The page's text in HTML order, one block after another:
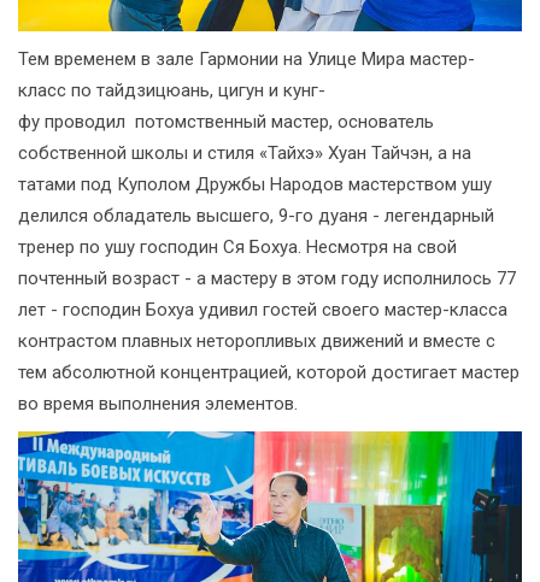
Тем временем в зале Гармонии на Улице Мира мастер-
класс по тайдзицюань, цигун и кунг-
фу проводил потомственный мастер, основатель
собственной школы и стиля «Тайхэ» Хуан Тайчэн, а на
татами под Куполом Дружбы Народов мастерством ушу
делился обладатель высшего, 9-го дуаня - легендарный
тренер по ушу господин Ся Бохуа. Несмотря на свой
почтенный возраст - а мастеру в этом году исполнилось 77
лет - господин Бохуа удивил гостей своего мастер-класса
контрастом плавных неторопливых движений и вместе с
тем абсолютной концентрацией, которой достигает мастер
во время выполнения элементов.